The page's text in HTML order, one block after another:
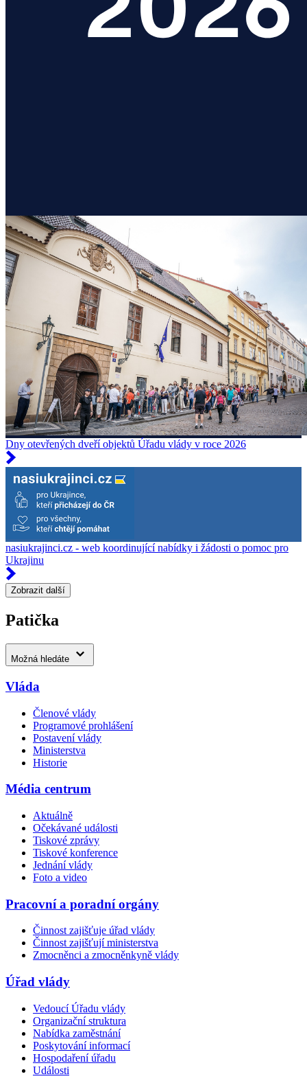
Dny otevřených dveří objektů Úřadu vlády v roce 2026
nasiukrajinci.cz - web koordinující nabídky i žádosti o pomoc pro
Ukrajinu
Zobrazit další
Patička
Možná hledáte
Vláda
Členové vlády
Programové prohlášení
Postavení vlády
Ministerstva
Historie
Média centrum
Aktuálně
Očekávané události
Tiskové zprávy
Tiskové konference
Jednání vlády
Foto a video
Pracovní a poradní orgány
Činnost zajišťuje úřad vlády
Činnost zajišťují ministerstva
Zmocněnci a zmocněnkyně vlády
Úřad vlády
Vedoucí Úřadu vlády
Organizační struktura
Nabídka zaměstnání
Poskytování informací
Hospodaření úřadu
Události